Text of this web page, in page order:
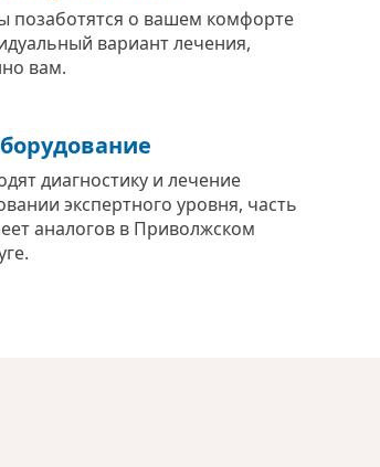
позаботятся о вашем комфорте
вариант лечения,
вам.
диагностику и лечение
экспертного уровня, часть
аналогов в Приволжском